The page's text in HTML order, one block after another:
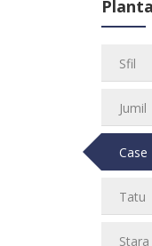
Sfil
Jumil
Case
Tatu
Stara